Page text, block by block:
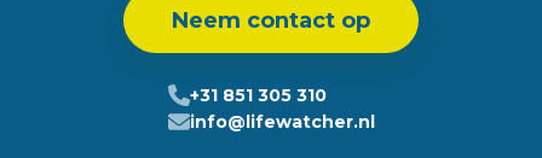
Neem contact op
+31 851 305 310
info@lifewatcher.nl